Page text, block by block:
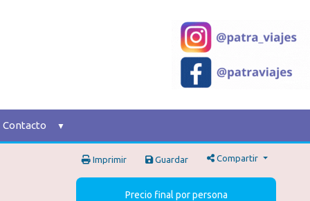
Contacto
Imprimir Guardar Compartir
Precio final por persona